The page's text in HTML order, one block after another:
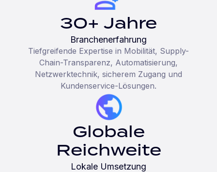
30+ Jahre
Branchenerfahrung
Tiefgreifende Expertise in Mobilität, Supply-
Chain-Transparenz, Automatisierung,
Netzwerktechnik, sicherem Zugang und
Kundenservice-Lösungen.
Globale
Reichweite
Lokale Umsetzung